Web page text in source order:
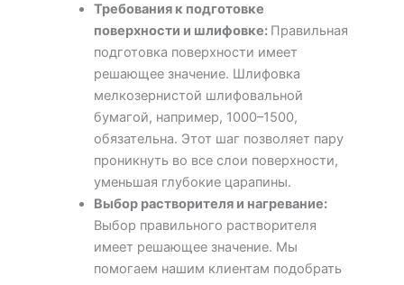
Требования к подготовке
поверхности и шлифовке: Правильная
подготовка поверхности имеет
решающее значение. Шлифовка
мелкозернистой шлифовальной
бумагой, например, 1000–1500,
обязательна. Этот шаг позволяет пару
проникнуть во все слои поверхности,
уменьшая глубокие царапины.
Выбор растворителя и нагревание:
Выбор правильного растворителя
имеет решающее значение. Мы
помогаем нашим клиентам подобрать